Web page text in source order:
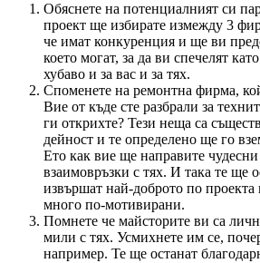
Обяснете на потенциалният си
проект ще избирате измежду 3
че имат конкуренция и ще ви
което могат, за да ви спечелят
хубаво и за вас и за тях.
Споменете на ремонтна фирма,
Вие от къде сте разбрали за
ги открихте? Тези неща са
дейност и те определено ще го
Ето как вие ще направите
взаимовръзки с тях. И така те ще
извършат най-доброто по проекта
много по-мотивирани.
Помнете че майсторите ви са
мили с тях. Усмихнете им се,
например. Те ще останат